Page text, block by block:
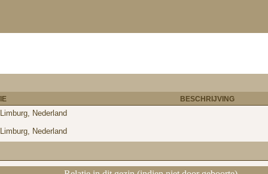
BESCHRIJVING
Nederland
Nederland